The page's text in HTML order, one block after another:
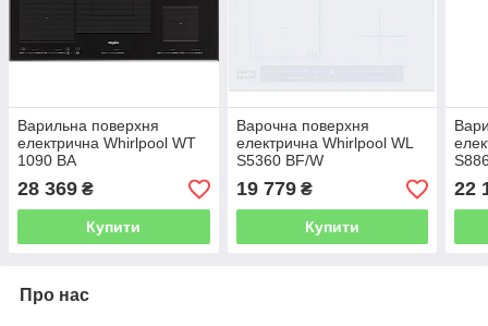
Варильна поверхня
електрична Whirlpool WT
1090 BA
28 369 ₴
Купити
Варочна поверхня
електрична Whirlpool WL
S5360 BF/W
19 779₴
Купити
22
Про нас